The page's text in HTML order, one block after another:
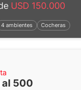
USD 150.000
4 ambientes Cocheras
al 500